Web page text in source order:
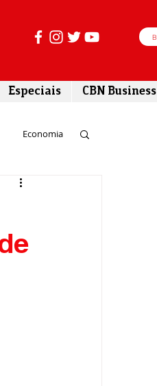
Especiais CBN Business
Economia